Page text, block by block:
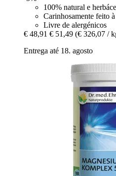
100% natural e
Carinhosamente feito
Livre de alergénicos
€ 48,91 € 51,49 (€ 326,07 /
Entrega até 18. agosto